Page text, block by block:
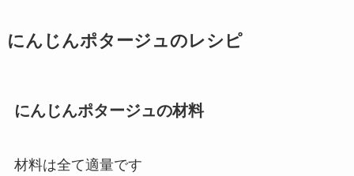
にんじんポタージュのレシピ
にんじんポタージュの材料
材料は全て適量です